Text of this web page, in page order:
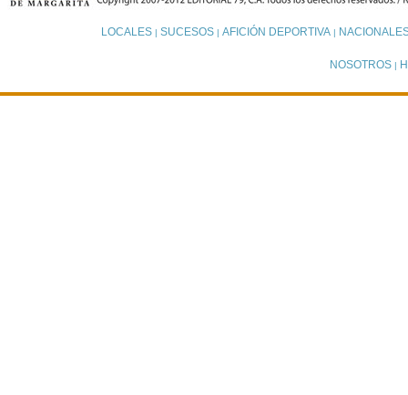
LOCALES| SUCESOS| AFICIÓN DEPORTIVA|
NOSOTROS |